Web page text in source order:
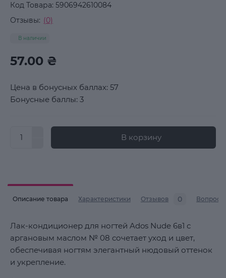
Код Товара: 5906942610084
Отзывы: (0)
В наличии
57.00 ₴
Цена в бонусных баллах: 57
Бонусные баллы: 3
В корзину
Описание товара Характеристики Отзывов 0 Вопросы
Лак-кондиционер для ногтей Ados Nude 6в1 с
аргановым маслом № 08 сочетает уход и цвет,
обеспечивая ногтям элегантный нюдовый оттенок
и укрепление.